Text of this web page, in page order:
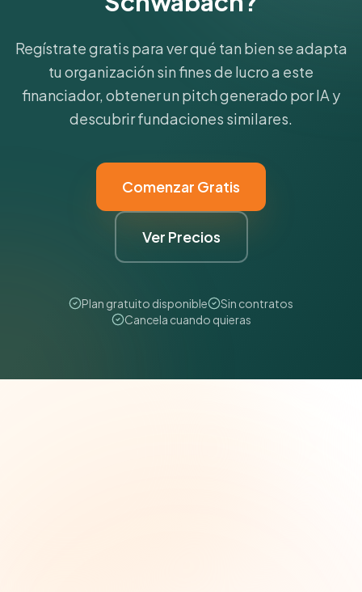
Regístrate gratis para ver qué tan bien se adapta
tu organización sin fines de lucro a este
financiador, obtener un pitch generado por IA y
descubrir fundaciones similares.
Comenzar Gratis
Ver Precios
Plan gratuito disponible
Sin contratos
Cancela cuando quieras